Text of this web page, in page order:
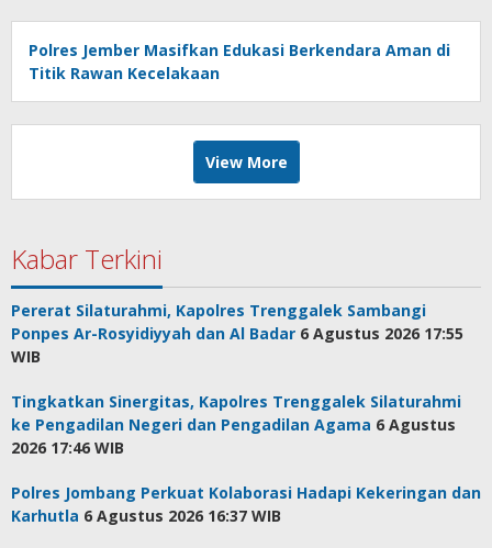
Polres Jember Masifkan Edukasi Berkendara Aman di
Titik Rawan Kecelakaan
View More
Kabar Terkini
Pererat Silaturahmi, Kapolres Trenggalek Sambangi
Ponpes Ar-Rosyidiyyah dan Al Badar 6 Agustus 2026 17:55
WIB
Tingkatkan Sinergitas, Kapolres Trenggalek Silaturahmi
ke Pengadilan Negeri dan Pengadilan Agama 6 Agustus
2026 17:46 WIB
Polres Jombang Perkuat Kolaborasi Hadapi Kekeringan dan
Karhutla 6 Agustus 2026 16:37 WIB